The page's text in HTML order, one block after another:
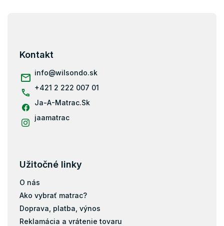
Kontakt
info@wilsondo.sk
+421 2 222 007 01
Ja-A-Matrac.Sk
jaamatrac
Užitočné linky
O nás
Ako vybrať matrac?
Doprava, platba, výnos
Reklamácia a vrátenie tovaru